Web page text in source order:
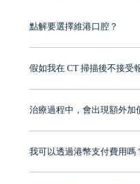
點解要選擇維港口腔？
牌」、「2025香港企業領袖品
至今已服務超過三十個國家和
有咨詢及服務保障中心，有任
假如我在 CT 掃描後不接受
治療過程中，會出現額外加
我可以透過港幣支付費用嗎
可以。維港口腔會按照當日匯